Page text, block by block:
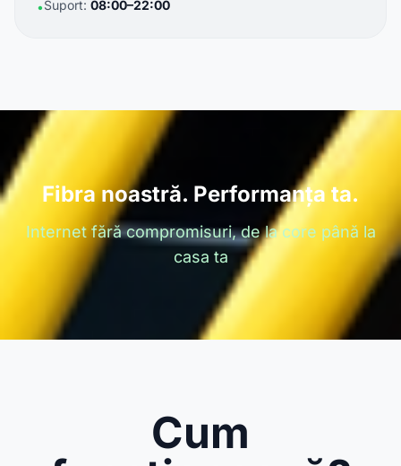
•Suport: 08:00–22:00
Fibra noastră. Performanța ta.
Internet fără compromisuri, de la core până la
casa ta
Cum